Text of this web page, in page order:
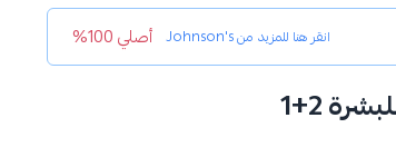
انقر هنا للمزيد منJohnson's أصلي 100%
2+1